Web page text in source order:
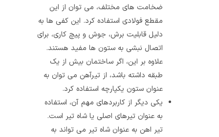
ضخامت‌ های مختلف، می‌ توان از این
مقطع فولادی استفاده کرد. این کفی‌ ها به
دلیل قابلیت برش، جوش و پیچ کاری، برای
اتصال نبشی به ستون‌ ها مفید هستند.
علاوه بر این، اگر ساختمان بیش از یک
طبقه داشته باشد، از تیرآهن می‌ توان به
عنوان ستون یکپارچه استفاده کرد.
یکی دیگر از کاربردهای مهم آن، استفاده
به عنوان تیرهای اصلی یا شاه تیر است.
تیر اهن به عنوان شاه‌ تیر می‌ تواند به